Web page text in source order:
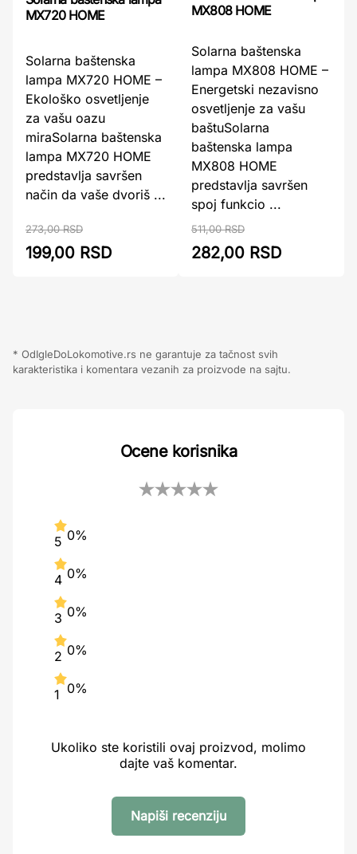
MX720 HOME
Solarna baštenska
lampa MX720 HOME –
Ekološko osvetljenje
za vašu oazu
miraSolarna baštenska
lampa MX720 HOME
predstavlja savršen
način da vaše dvoriš ...
273,00 RSD
199,00 RSD
MX808 HOME
Solarna baštenska
lampa MX808 HOME –
Energetski nezavisno
osvetljenje za vašu
baštuSolarna
baštenska lampa
MX808 HOME
predstavlja savršen
spoj funkcio ...
511,00 RSD
282,00 RSD
* OdIgleDoLokomotive.rs ne garantuje za tačnost svih
karakteristika i komentara vezanih za proizvode na sajtu.
Ocene korisnika
5 0%
4 0%
3 0%
2 0%
1 0%
Ukoliko ste koristili ovaj proizvod, molimo
dajte vaš komentar.
Napiši recenziju